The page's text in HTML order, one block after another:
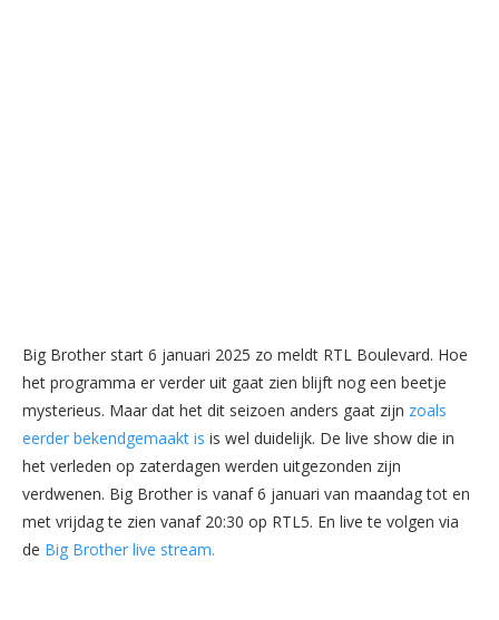
Big Brother start 6 januari 2025 zo meldt RTL Boulevard. Hoe
het programma er verder uit gaat zien blijft nog een beetje
mysterieus. Maar dat het dit seizoen anders gaat zijn zoals
eerder bekendgemaakt is is wel duidelijk. De live show die in
het verleden op zaterdagen werden uitgezonden zijn
verdwenen. Big Brother is vanaf 6 januari van maandag tot en
met vrijdag te zien vanaf 20:30 op RTL5. En live te volgen via
de Big Brother live stream.